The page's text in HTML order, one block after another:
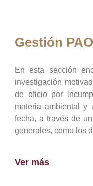
Gestión
En esta sección
investigación
de oficio por
materia ambiental
fecha, a través de
generales, como los
Ver más